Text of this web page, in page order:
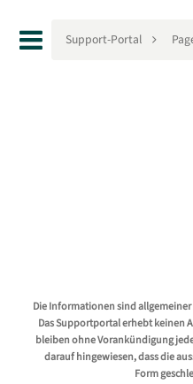
Support-Portal
Die Informationen sind
Das Supportportal erhebt keinen
bleiben ohne Vorankündigung
darauf hingewiesen, dass die
Form